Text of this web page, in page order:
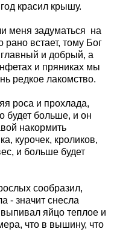
красил крышу.
меня задуматься на
рано встает, тому Бог
и добрый, а
и пряниках мы
редкое лакомство.
роса и прохлада,
будет больше, и он
накормить
курочек, кроликов,
и больше будет
сообразил,
- значит снесла
яйцо теплое и
что в вышину, что